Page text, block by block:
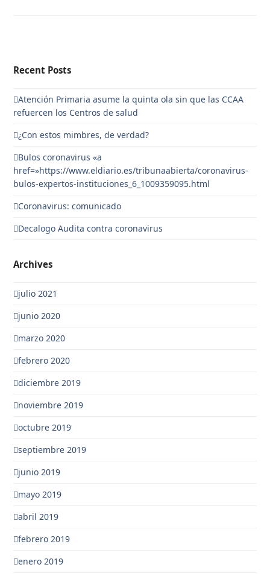
Recent Posts
Atención Primaria asume la quinta ola sin que las CCAA
refuercen los Centros de salud
¿Con estos mimbres, de verdad?
Bulos coronavirus «a
href=»https://www.eldiario.es/tribunaabierta/coronavirus-
bulos-expertos-instituciones_6_1009359095.html
Coronavirus: comunicado
Decalogo Audita contra coronavirus
Archives
julio 2021
junio 2020
marzo 2020
febrero 2020
diciembre 2019
noviembre 2019
octubre 2019
septiembre 2019
junio 2019
mayo 2019
abril 2019
febrero 2019
enero 2019